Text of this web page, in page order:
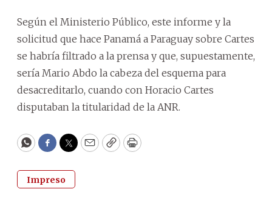
Según el Ministerio Público, este informe y la
solicitud que hace Panamá a Paraguay sobre Cartes
se habría filtrado a la prensa y que, supuestamente,
sería Mario Abdo la cabeza del esquema para
desacreditarlo, cuando con Horacio Cartes
disputaban la titularidad de la ANR.
WhatsApp
Facebook
Twitter
EmailCopyPrint
Impreso